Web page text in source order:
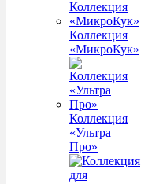
Коллекция
«МикроКук»
Коллекция
«Ультра
Про»